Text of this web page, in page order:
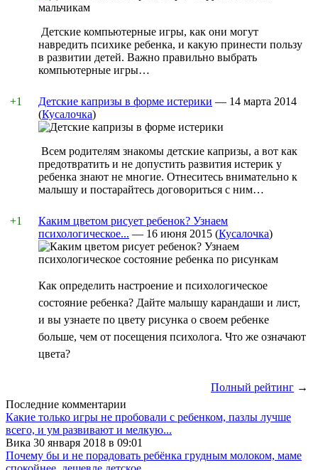
Детские компьютерные игры, как они могут
навредить психике ребенка, и какую принести пользу
в развитии детей. Важно правильно выбрать
компьютерные игры…
+1 Детские капризы в форме истерики — 14 марта 2014
(Кусалочка)
Всем родителям знакомы детские капризы, а вот как
предотвратить и не допустить развития истерик у
ребенка знают не многие. Отнеситесь внимательно к
малышу и постарайтесь договориться с ним…
+1
Каким цветом рисует ребенок? Узнаем
психологическое... — 16 июня 2015 (Кусалочка)
Как определить настроение и психологическое
состояние ребенка? Дайте малышу карандаши и лист,
и вы узнаете по цвету рисунка о своем ребенке
больше, чем от посещения психолога. Что же означают
цвета?
Полный рейтинг →
Последние комментарии
Какие только игры не пробовали с ребенком, пазлы лучше
всего, и ум развивают и мелкую...
Вика 30 января 2018 в 09:01
Почему бы и не порадовать ребёнка грудным молоком, маме